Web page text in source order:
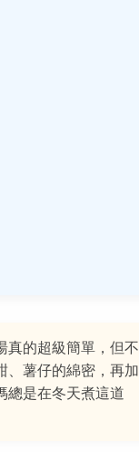
的超級簡單，但不
、薯仔的綿密，再加
總是在冬天煮這道